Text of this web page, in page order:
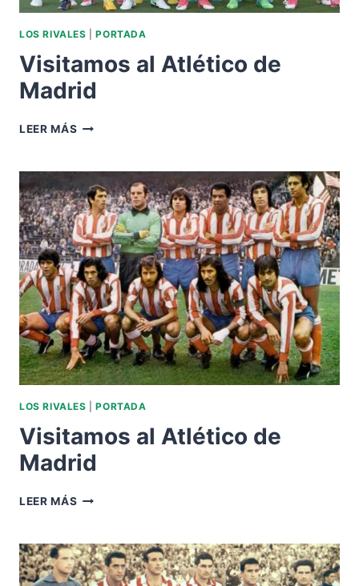
LOS RIVALES |PORTADA
Visitamos al Atlético de
Madrid
LEER MÁS VISITAMOS
DE
MADRID
LOS RIVALES |PORTADA
Visitamos al Atlético de
Madrid
LEER MÁS VISITAMOS
DE
MADRID